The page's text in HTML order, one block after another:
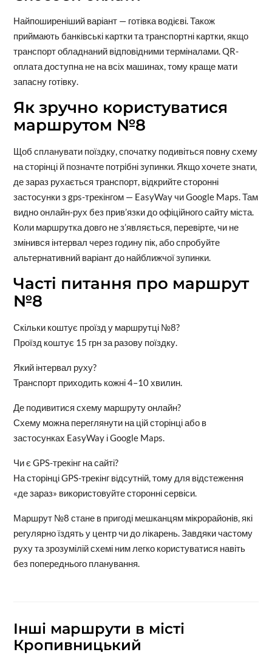
Найпоширеніший варіант — готівка водієві. Також
приймають банківські картки та транспортні картки, якщо
транспорт обладнаний відповідними терміналами. QR-
оплата доступна не на всіх машинах, тому краще мати
запасну готівку.
Як зручно користуватися
маршрутом №8
Щоб спланувати поїздку, спочатку подивіться повну схему
на сторінці й позначте потрібні зупинки. Якщо хочете знати,
де зараз рухається транспорт, відкрийте сторонні
застосунки з gps-трекінгом — EasyWay чи Google Maps. Там
видно онлайн-рух без прив’язки до офіційного сайту міста.
Коли маршрутка довго не з’являється, перевірте, чи не
змінився інтервал через годину пік, або спробуйте
альтернативний варіант до найближчої зупинки.
Часті питання про маршрут
№8
Скільки коштує проїзд у маршрутці №8?
Проїзд коштує 15 грн за разову поїздку.
Який інтервал руху?
Транспорт приходить кожні 4–10 хвилин.
Де подивитися схему маршруту онлайн?
Схему можна переглянути на цій сторінці або в
застосунках EasyWay і Google Maps.
Чи є GPS-трекінг на сайті?
На сторінці GPS-трекінг відсутній, тому для відстеження
«де зараз» використовуйте сторонні сервіси.
Маршрут №8 стане в пригоді мешканцям мікрорайонів, які
регулярно їздять у центр чи до лікарень. Завдяки частому
руху та зрозумілій схемі ним легко користуватися навіть
без попереднього планування.
Інші маршрути в місті
Кропивницький